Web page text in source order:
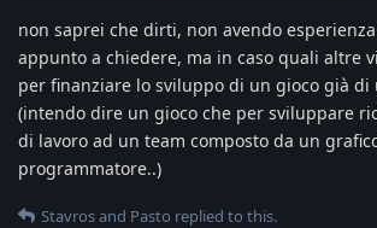
non saprei che dirti, non avendo
appunto a chiedere, ma in caso quali altre
per finanziare lo sviluppo di un gioco già di
(intendo dire un gioco che per sviluppare
di lavoro ad un team composto da un
programmatore..)
Stavrosand Pasto replied to this.